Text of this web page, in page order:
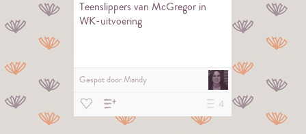
Teenslippers van McGregor in
WK-uitvoering
Gespot doorMandy
4